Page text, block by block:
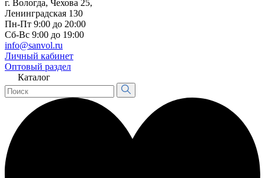
г. Вологда, Чехова 25,
Ленинградская 130
Пн-Пт 9:00 до 20:00
Сб-Вс 9:00 до 19:00
info@sanvol.ru
Личный кабинет
Оптовый раздел
Каталог